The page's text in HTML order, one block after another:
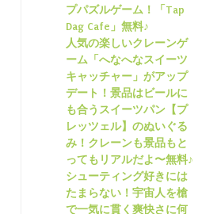
プパズルゲーム！「Tap
Dag Cafe」無料♪
人気の楽しいクレーンゲ
ーム「へなへなスイーツ
キャッチャー」がアップ
デート！景品はビールに
も合うスイーツパン【プ
レッツェル】のぬいぐる
み！クレーンも景品もと
ってもリアルだよ〜無料♪
シューティング好きには
たまらない！宇宙人を槍
で一気に貫く爽快さに何